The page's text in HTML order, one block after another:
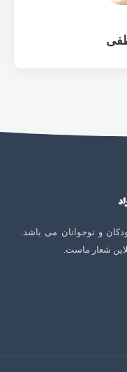
کار با کودکان و نوجوانان می باشد.
شعار ماست.